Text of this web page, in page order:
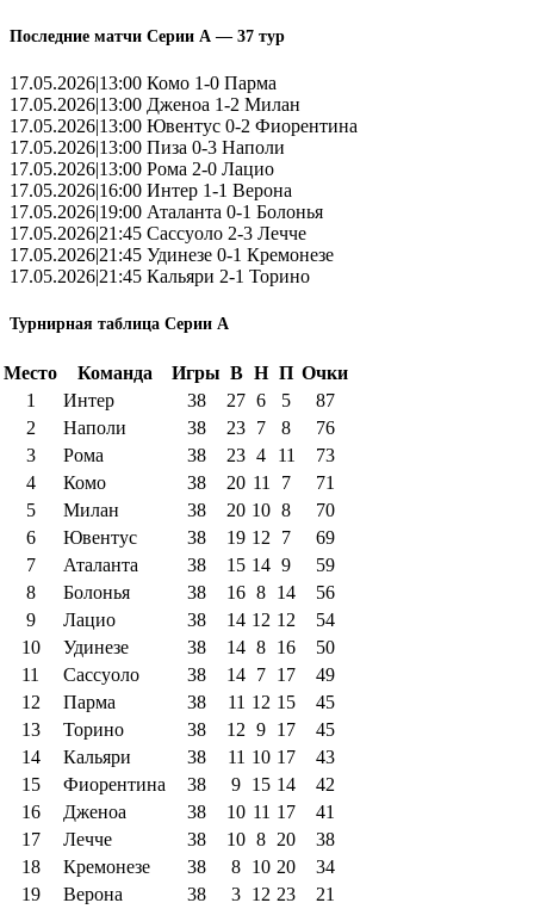
Последние матчи Серии А — 37 тур
17.05.2026|13:00 Комо 1-0 Парма
17.05.2026|13:00 Дженоа 1-2 Милан
17.05.2026|13:00 Ювентус 0-2 Фиорентина
17.05.2026|13:00 Пиза 0-3 Наполи
17.05.2026|13:00 Рома 2-0 Лацио
17.05.2026|16:00 Интер 1-1 Верона
17.05.2026|19:00 Аталанта 0-1 Болонья
17.05.2026|21:45 Сассуоло 2-3 Лечче
17.05.2026|21:45 Удинезе 0-1 Кремонезе
17.05.2026|21:45 Кальяри 2-1 Торино
Турнирная таблица Серии А
Место Команда Игры В Н П Очки
1
Интер 38 27 6 5
87
2
Наполи 38 23 7 8
76
3
Рома 38 23 4 11
73
4
Комо 38 20 11 7
71
5
Милан 38 20 10 8
70
6
Ювентус 38 19 12 7
69
7
Аталанта 38 15 14 9
59
8
Болонья 38 16 8 14
56
9
Лацио 38 14 12 12
54
10
Удинезе 38 14 8 16
50
11
Сассуоло 38 14 7 17
49
12
Парма 38 11 12 15
45
13
Торино 38 12 9 17
45
14
Кальяри 38 11 10 17
43
15
Фиорентина 38 9 15 14
42
16
Дженоа 38 10 11 17
41
17
Лечче 38 10 8 20
38
18
Кремонезе 38 8 10 20
34
19
Верона 38 3 12 23
21